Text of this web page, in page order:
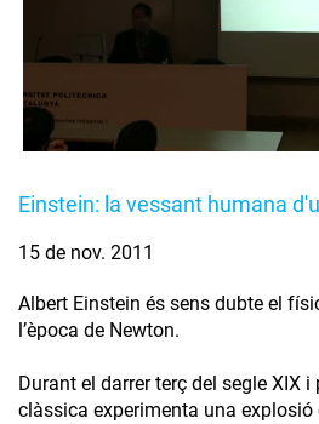
Einstein: la vessant humana
15 de nov. 2011
Albert Einstein és sens dubte el
l’època de Newton.
Durant el darrer terç del segle XIX
clàssica experimenta una explosió